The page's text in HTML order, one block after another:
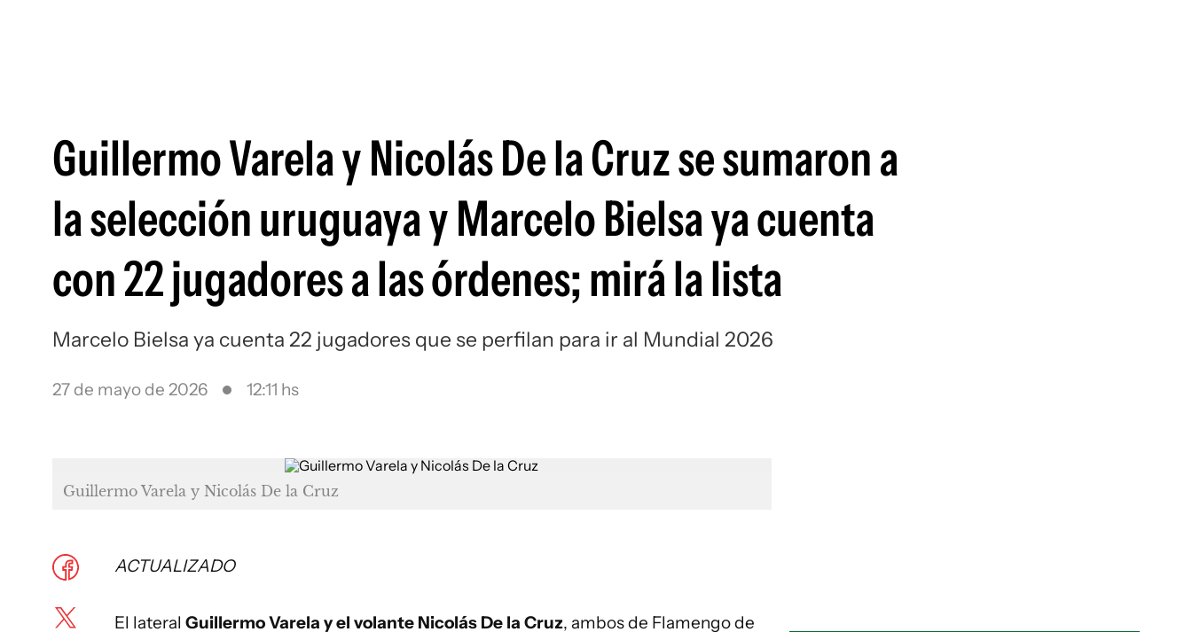
Guillermo Varela y Nicolás De la Cruz se sumaron a
la selección uruguaya y Marcelo Bielsa ya cuenta
con 22 jugadores a las órdenes; mirá la lista
Marcelo Bielsa ya cuenta 22 jugadores que se perfilan para ir al Mundial 2026
27 de mayo de 2026 12:11 hs
Guillermo Varela y Nicolás De la Cruz
ACTUALIZADO
El lateral Guillermo Varela y el volante Nicolás De la Cruz, ambos de Flamengo de